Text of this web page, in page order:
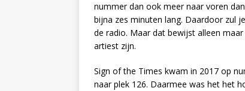
nummer dan ook meer naar voren
bijna zes minuten lang. Daardoor zul
de radio. Maar dat bewijst alleen
artiest zijn.
Sign of the Times kwam in 2017 op
naar plek 126. Daarmee was het het